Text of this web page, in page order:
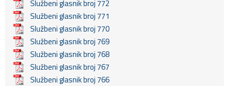
Službeni glasnik broj 772
Službeni glasnik broj 771
Službeni glasnik broj 770
Službeni glasnik broj 769
Službeni glasnik broj 768
Službeni glasnik broj 767
Službeni glasnik broj 766